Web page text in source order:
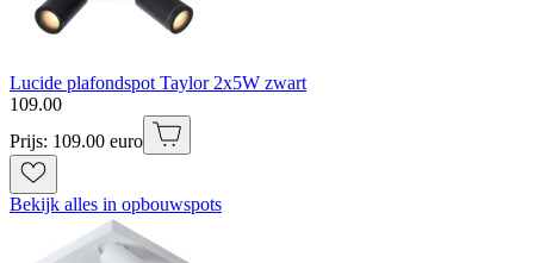
Lucide plafondspot Taylor 2x5W zwart
109.00
Prijs: 109.00 euro
Bekijk alles in opbouwspots